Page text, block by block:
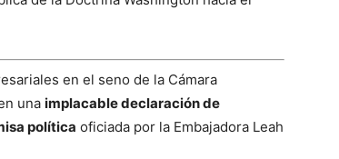
en el seno de la Cámara
una implacable declaración de
política oficiada por la Embajadora Leah